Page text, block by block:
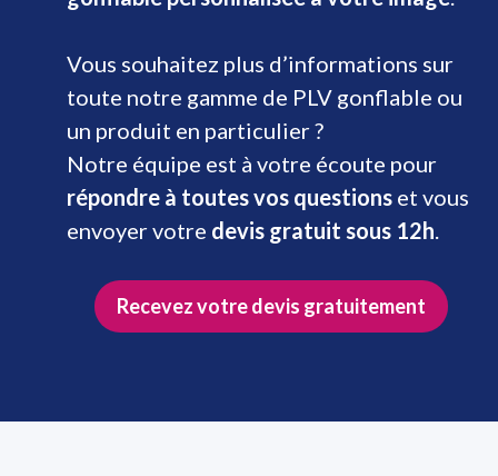
Vous souhaitez plus d’informations sur
toute notre gamme de PLV gonflable ou
un produit en particulier ?
Notre équipe est à votre écoute pour
répondre à toutes vos questions et vous
envoyer votre devis gratuit sous 12h.
Recevez votre devis gratuitement